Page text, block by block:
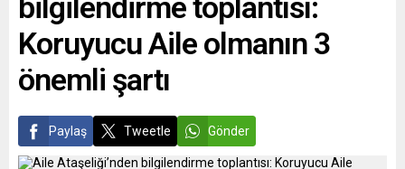
bilgilendirme toplantısı:
Koruyucu Aile olmanın 3
önemli şartı
Paylaş Tweetle Gönder